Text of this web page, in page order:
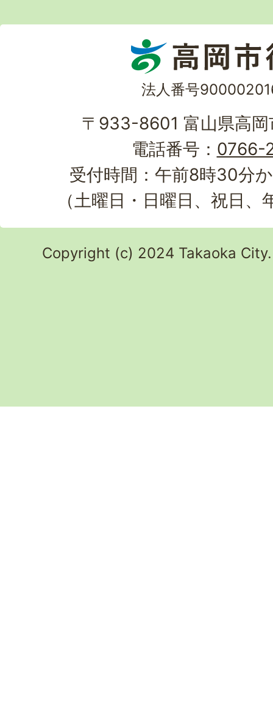
法人番号
〒933-8601 富山県高
電話番号： 0766-
受付時間：午前8時30分
（土曜日・日曜日、祝日
Copyright (c) 2024 Takaoka